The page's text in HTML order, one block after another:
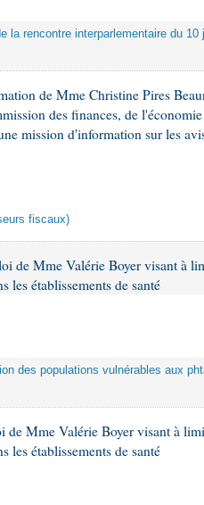
la rencontre interparlementaire du
de Mme Christine Pires
des finances, de
mission d'information sur les
fiscaux)
de Mme Valérie Boyer visant à
les établissements de santé
des populations vulnérables aux
de Mme Valérie Boyer visant à
les établissements de santé